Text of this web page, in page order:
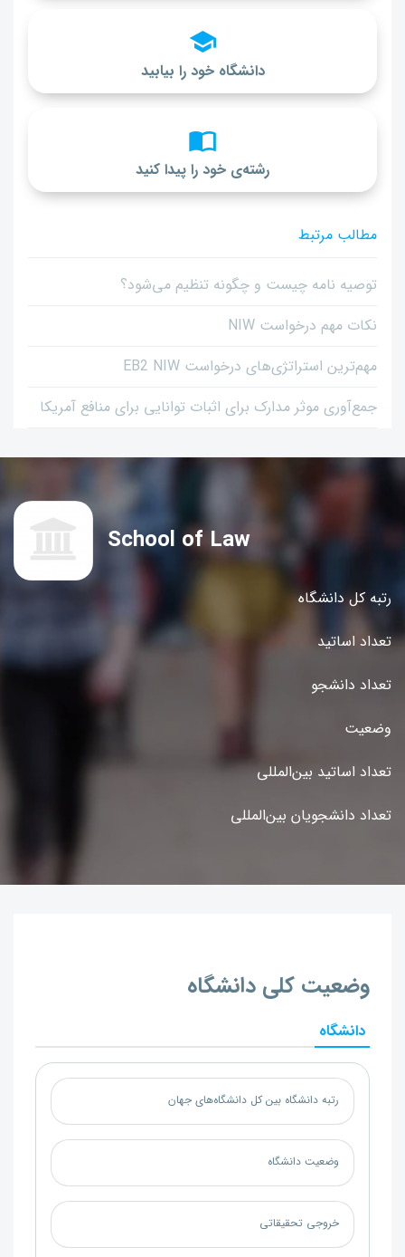
دانشگاه خود را بیابید
رشته‌ی خود را پیدا کنید
مطالب مرتبط
توصیه نامه چیست و چگونه تنظیم می‌شود؟
نکات مهم درخواست NIW
مهم‌ترین استراتژی‌های درخواست EB2 NIW
جمع‌آوری موثر مدارک برای اثبات توانایی برای منافع آمریکا
رتبه کل دانشگاه
تعداد اساتید
تعداد دانشجو
وضعیت
تعداد اساتید بین‌المللی
تعداد دانشجویان بین‌المللی
School of Law
وضعیت کلی دانشگاه
دانشگاه
رتبه دانشگاه بین کل دانشگاه‌های جهان
وضعیت دانشگاه
خروجی تحقیقاتی